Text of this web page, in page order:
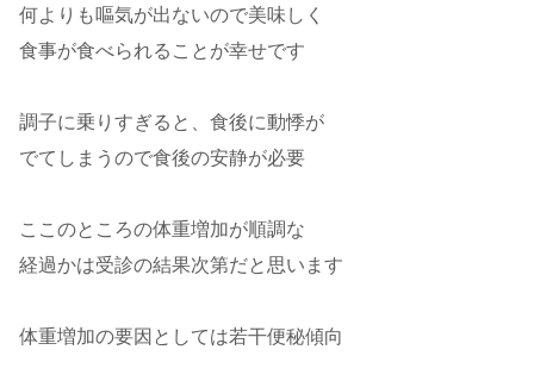
何よりも嘔気が出ないので美味しく
食事が食べられることが幸せです
調子に乗りすぎると、食後に動悸が
でてしまうので食後の安静が必要
ここのところの体重増加が順調な
経過かは受診の結果次第だと思います
体重増加の要因としては若干便秘傾向